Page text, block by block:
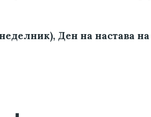
Ден на настава на